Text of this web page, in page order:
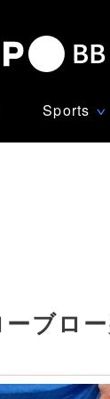
Sports ∨
ブロ